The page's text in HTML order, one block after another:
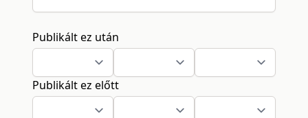
Publikált ez után
Publikált ez előtt